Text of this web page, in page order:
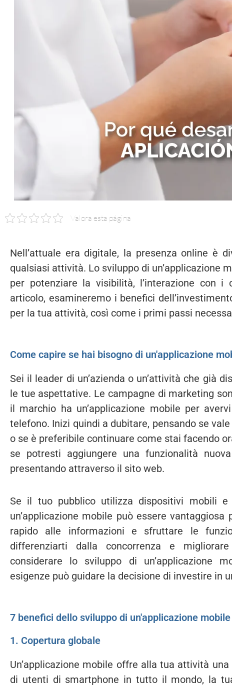
Valora esta página
Nell’attuale era digitale, la presenza online è
qualsiasi attività. Lo sviluppo di un’applicazione
per potenziare la visibilità, l’interazione con i
articolo, esamineremo i benefici
per la tua attività, così come i primi passi
Come capire se hai bisogno di un'applicazione
Sei il leader di un’azienda o un’attività che già
le tue aspettative. Le campagne di marketing
il marchio ha un’applicazione mobile per
telefono. Inizi quindi a dubitare, pensando se
o se è preferibile continuare come stai facendo
se potresti aggiungere una funzionalità
presentando attraverso il sito web.
Se il tuo pubblico utilizza dispositivi mobili e
un’applicazione mobile può essere
rapido alle informazioni e sfruttare le
differenziarti dalla concorrenza e
considerare lo sviluppo di un’applicazione
esigenze può guidare la decisione di investire in
7 benefici dello sviluppo di un'applicazione mobile
1. Copertura globale
Un’applicazione mobile offre alla tua attività
di utenti di smartphone in tutto il mondo, la